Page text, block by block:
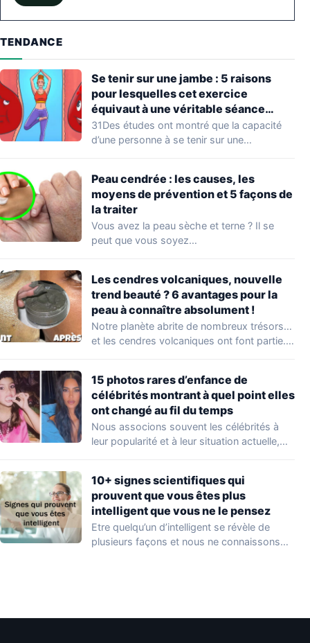
TENDANCE
Se tenir sur une jambe : 5 raisons
pour lesquelles cet exercice
équivaut à une véritable séance
d’entraînement
31Des études ont montré que la capacité
d’une personne à se tenir sur une…
Peau cendrée : les causes, les
moyens de prévention et 5 façons de
la traiter
Vous avez la peau sèche et terne ? Il se
peut que vous soyez…
Les cendres volcaniques, nouvelle
trend beauté ? 6 avantages pour la
peau à connaître absolument !
Notre planète abrite de nombreux trésors…
et les cendres volcaniques ont font partie.
15 photos rares d’enfance de
célébrités montrant à quel point elles
ont changé au fil du temps
Nous associons souvent les célébrités à
leur popularité et à leur situation actuelle,
10+ signes scientifiques qui
prouvent que vous êtes plus
intelligent que vous ne le pensez
Etre quelqu’un d’intelligent se révèle de
plusieurs façons et nous ne connaissons